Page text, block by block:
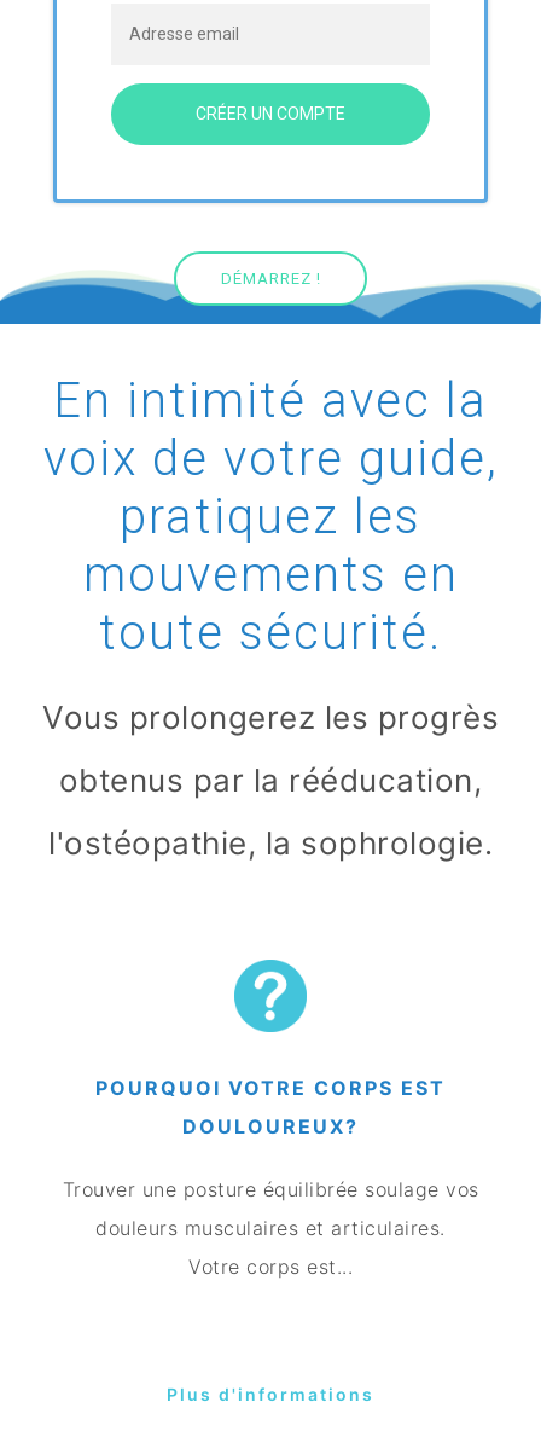
CRÉER UN COMPTE
DÉMARREZ !
En intimité avec la
voix de votre guide,
pratiquez les
mouvements en
toute sécurité.
Vous prolongerez les progrès
obtenus par la rééducation,
l'ostéopathie, la sophrologie.
POURQUOI VOTRE CORPS EST
DOULOUREUX?
Trouver une posture équilibrée soulage vos
douleurs musculaires et articulaires.
Votre corps est...
Plus d'informations